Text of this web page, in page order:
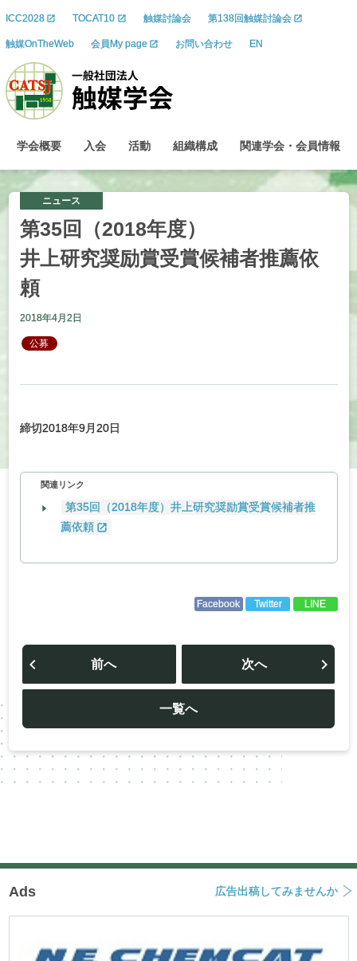
ICC2028 TOCAT10 触媒討論会 第138回触媒討論会
触媒OnTheWeb 会員My page お問い合わせ EN
学会概要 入会 活動 組織構成 関連学会 ・ 会員情報
ニュース
第35回 （2018年度）
井上研究奨励賞受賞候補者推薦依
頼
2018年4月2日
公募
締切2018年9月20日
関連リンク
第35回（2018年度）井上研究奨励賞受賞候補者推
薦依頼
Facebook Twitter LINE
投
ビ
ー
シ
ョ
前へ
一覧へ
次へ
Ads 広告出稿してみませんか